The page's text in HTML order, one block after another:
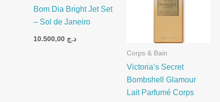
Bom Dia Bright Jet Set
– Sol de Janeiro
د.ج
Corps & Bain
Victoria’s Secret
Bombshell Glamour
Lait Parfumé Corps